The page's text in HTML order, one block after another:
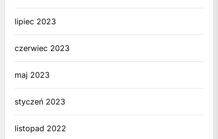
lipiec 2023
czerwiec 2023
maj 2023
styczeń 2023
listopad 2022